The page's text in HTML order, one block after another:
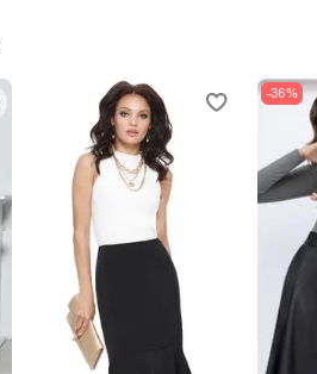
-36%